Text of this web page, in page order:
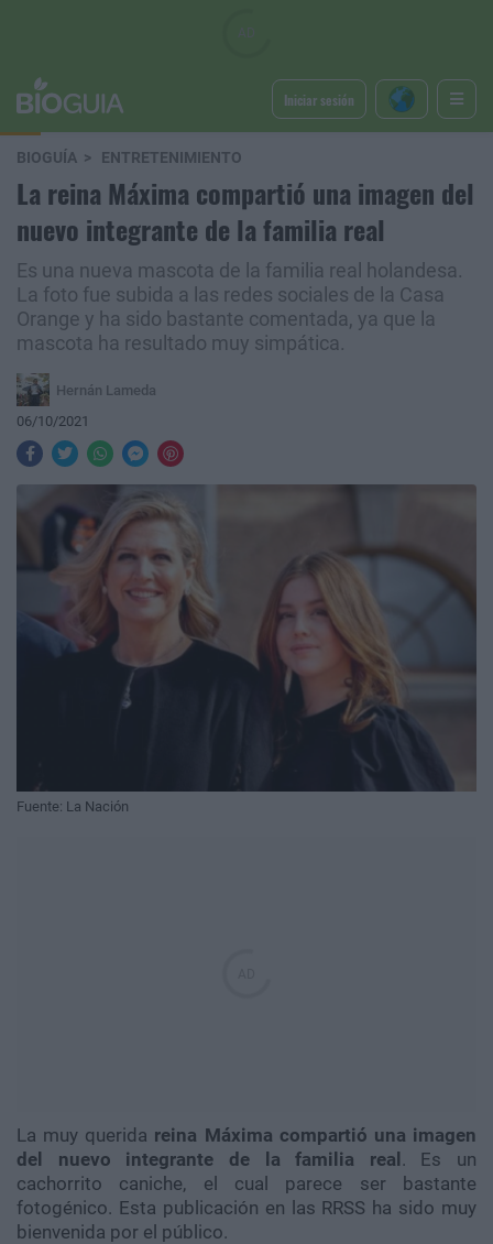
Iniciar sesión
BIOGUÍA ENTRETENIMIENTO
La reina Máxima compartió una imagen del
nuevo integrante de la familia real
Es una nueva mascota de la familia real holandesa.
La foto fue subida a las redes sociales de la Casa
Orange y ha sido bastante comentada, ya que la
mascota ha resultado muy simpática.
Hernán Lameda
06/10/2021
Fuente: La Nación
La muy querida reina Máxima compartió una imagen
del nuevo integrante de la familia real . Es un
cachorrito caniche, el cual parece ser bastante
fotogénico. Esta publicación en las RRSS ha sido muy
bienvenida por el público.